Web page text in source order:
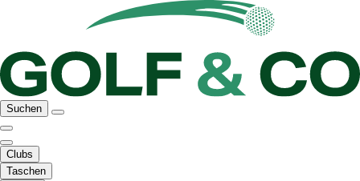
Suchen
Clubs
Taschen